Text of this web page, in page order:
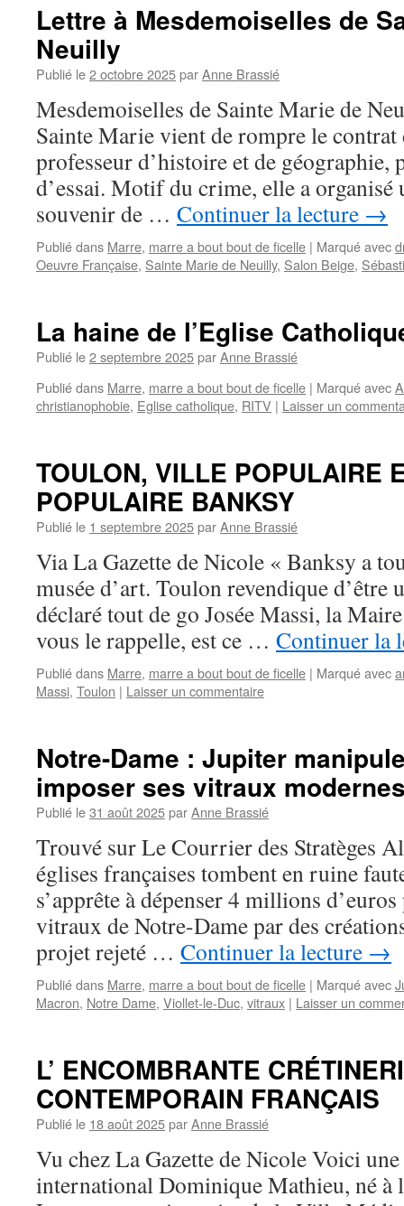
Lettre à Mesdemoiselles de
Neuilly
Publié le2 octobre 2025parAnne Brassié
Mesdemoiselles de Sainte Marie de
Sainte Marie vient de rompre le
professeur d’histoire et de géographie,
d’essai. Motif du crime, elle a organisé
souvenir de … Continuer la lecture →
Publié dans Marre, marre a bout bout de ficelle | Marqué avec
Oeuvre Française, Sainte Marie de Neuilly, Salon Beige,
La haine de l’Eglise
Publié le2 septembre 2025parAnne Brassié
Publié dans Marre, marre a bout bout de ficelle | Marqué avec
christianophobie, Eglise catholique, RITV | Laisser un
TOULON, VILLE POPULAIRE
POPULAIRE BANKSY
Publié le 1 septembre 2025parAnne Brassié
Via La Gazette de Nicole « Banksy a
musée d’art. Toulon revendique d’être
déclaré tout de go Josée Massi, la
vous le rappelle, est ce … Continuer la
Publié dans Marre, marre a bout bout de ficelle | Marqué avec
Massi, Toulon | Laisser un commentaire
Notre-Dame : Jupiter
imposer ses vitraux
Publié le31 août 2025parAnne Brassié
Trouvé sur Le Courrier des Stratèges
églises françaises tombent en ruine
s’apprête à dépenser 4 millions
vitraux de Notre-Dame par des
projet rejeté … Continuer la lecture →
Publié dans Marre, marre a bout bout de ficelle | Marqué avec
Macron, Notre Dame, Viollet-le-Duc, vitraux | Laisser un
L’ ENCOMBRANTE
CONTEMPORAIN FRANÇAIS
Publié le 18 août 2025parAnne Brassié
Vu chez La Gazette de Nicole Voici
international Dominique Mathieu, né à